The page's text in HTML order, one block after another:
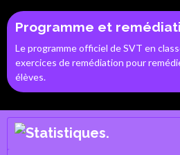
Programme et
Le programme officiel de SVT en
exercices de remédiation pour
élèves.